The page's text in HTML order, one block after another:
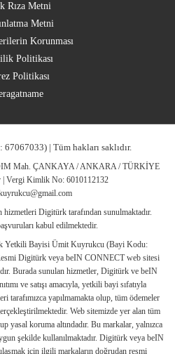
Rıza Metni
Metni
Korunması
Politikası
Politikası
| Tüm hakları saklıdır.
Mah. ÇANKAYA / ANKARA / TÜRKİYE
| Vergi Kimlik No: 6010112132
Digitürk tarafından sunulmaktadır.
kabul edilmektedir.
Yetkili Bayisi Ümit Kuyrukcu (Bayi Kodu:
Digitürk veya beIN CONNECT web sitesi
Burada sunulan hizmetler, Digitürk ve beIN
ve satışı amacıyla, yetkili bayi sıfatıyla
tarafımızca yapılmamakta olup, tüm ödemeler
Web sitemizde yer alan tüm
yasal koruma altındadır. Bu markalar, yalnızca
şekilde kullanılmaktadır. Digitürk veya beIN
için ilgili markaların doğrudan resmi